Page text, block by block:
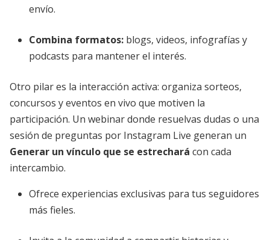
envío.
Combina formatos: blogs, videos, infografías y
podcasts para mantener el interés.
Otro pilar es la interacción activa: organiza sorteos,
concursos y eventos en vivo que motiven la
participación. Un webinar donde resuelvas dudas o una
sesión de preguntas por Instagram Live generan un
Generar un vínculo que se estrechará con cada
intercambio.
Ofrece experiencias exclusivas para tus seguidores
más fieles.